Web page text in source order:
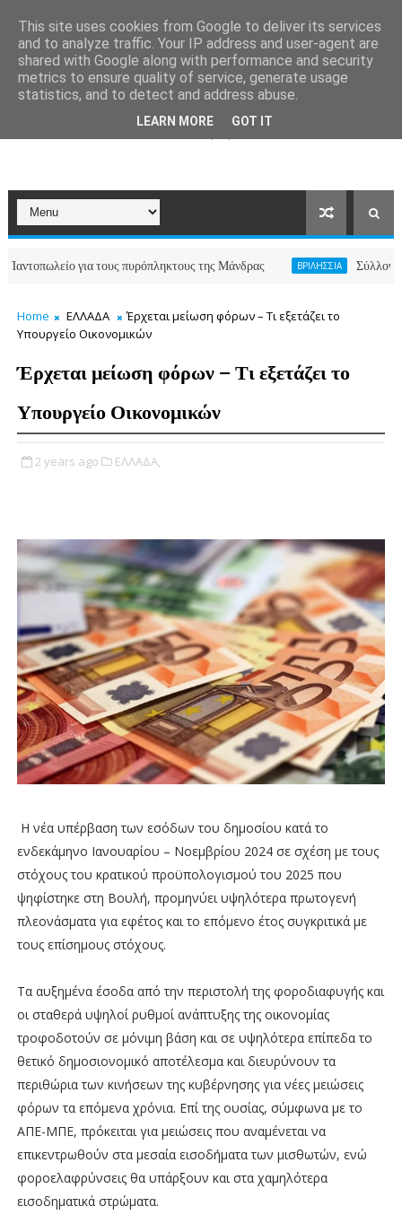
για τους πυρόπληκτους της Μάνδρας ΒΡΙΛΗΣΣΙΑ Σύλλογος
Home ΕΛΛΑΔΑ
Έρχεται μείωση φόρων – Τι εξετάζει το
Υπουργείο Οικονομικών
Έρχεται μείωση φόρων – Τι εξετάζει το
Υπουργείο Οικονομικών
2 years ago ΕΛΛΑΔΑ,
Η νέα υπέρβαση των εσόδων του δημοσίου κατά το
ενδεκάμηνο Ιανουαρίου – Νοεμβρίου 2024 σε σχέση με τους
στόχους του κρατικού προϋπολογισμού του 2025 που
ψηφίστηκε στη Βουλή, προμηνύει υψηλότερα πρωτογενή
πλεονάσματα για εφέτος και το επόμενο έτος συγκριτικά με
τους επίσημους στόχους.
Τα αυξημένα έσοδα από την περιστολή της φοροδιαφυγής και
οι σταθερά υψηλοί ρυθμοί ανάπτυξης της οικονομίας
τροφοδοτούν σε μόνιμη βάση και σε υψηλότερα επίπεδα το
θετικό δημοσιονομικό αποτέλεσμα και διευρύνουν τα
περιθώρια των κινήσεων της κυβέρνησης για νέες μειώσεις
φόρων τα επόμενα χρόνια. Επί της ουσίας, σύμφωνα με το
ΑΠΕ-ΜΠΕ, πρόκειται για μειώσεις που αναμένεται να
επικεντρωθούν στα μεσαία εισοδήματα των μισθωτών, ενώ
φοροελαφρύνσεις θα υπάρξουν και στα χαμηλότερα
εισοδηματικά στρώματα.
This site uses cookies from Google to deliver its services
and to analyze traffic. Your IP address and user-agent are
shared with Google along with performance and security
metrics to ensure quality of service, generate usage
statistics, and to detect and address abuse.
LEARN MORE GOT IT